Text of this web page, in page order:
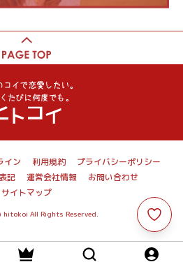
イン 利用規約
プライバシーポリシー
記
運営会社情報
お問い合わせ
サイトマップ
hitokoi All Rights Reserved.